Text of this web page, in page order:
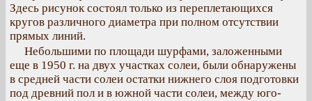
Здесь рисунок состоял только из переплетающихся
кругов различного диаметра при полном отсутствии
прямых линий.
Небольшими по площади шурфами, заложенными
еще в 1950 г. на двух участках солеи, были обнаружены
в средней части солеи остатки нижнего слоя подготовки
под древний пол и в южной части солеи, между юго-